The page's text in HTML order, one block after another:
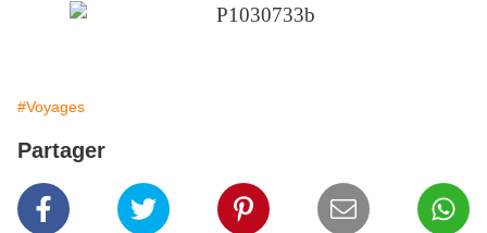
#Voyages
Partager